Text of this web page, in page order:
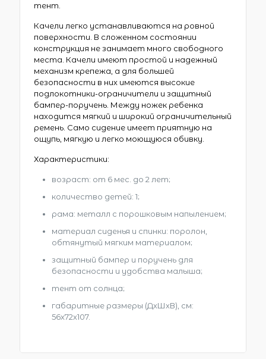
тент.
Качели легко устанавливаются на ровной
поверхности. В сложенном состоянии
конструкция не занимает много свободного
места. Качели имеют простой и надежный
механизм крепежа, а для большей
безопасности в них имеются высокие
подлокотники-ограничители и защитный
бампер-поручень. Между ножек ребенка
находится мягкий и широкий ограничительный
ремень. Само сидение имеет приятную на
ощупь, мягкую и легко моющуюся обивку.
Характеристики:
возраст: от 6 мес. до 2 лет;
количество детей: 1;
рама: металл с порошковым напылением;
материал сиденья и спинки: поролон,
обтянутый мягким материалом;
защитный бампер и поручень для
безопасности и удобства малыша;
тент от солнца;
габаритные размеры (ДхШхВ), см:
56х72х107.